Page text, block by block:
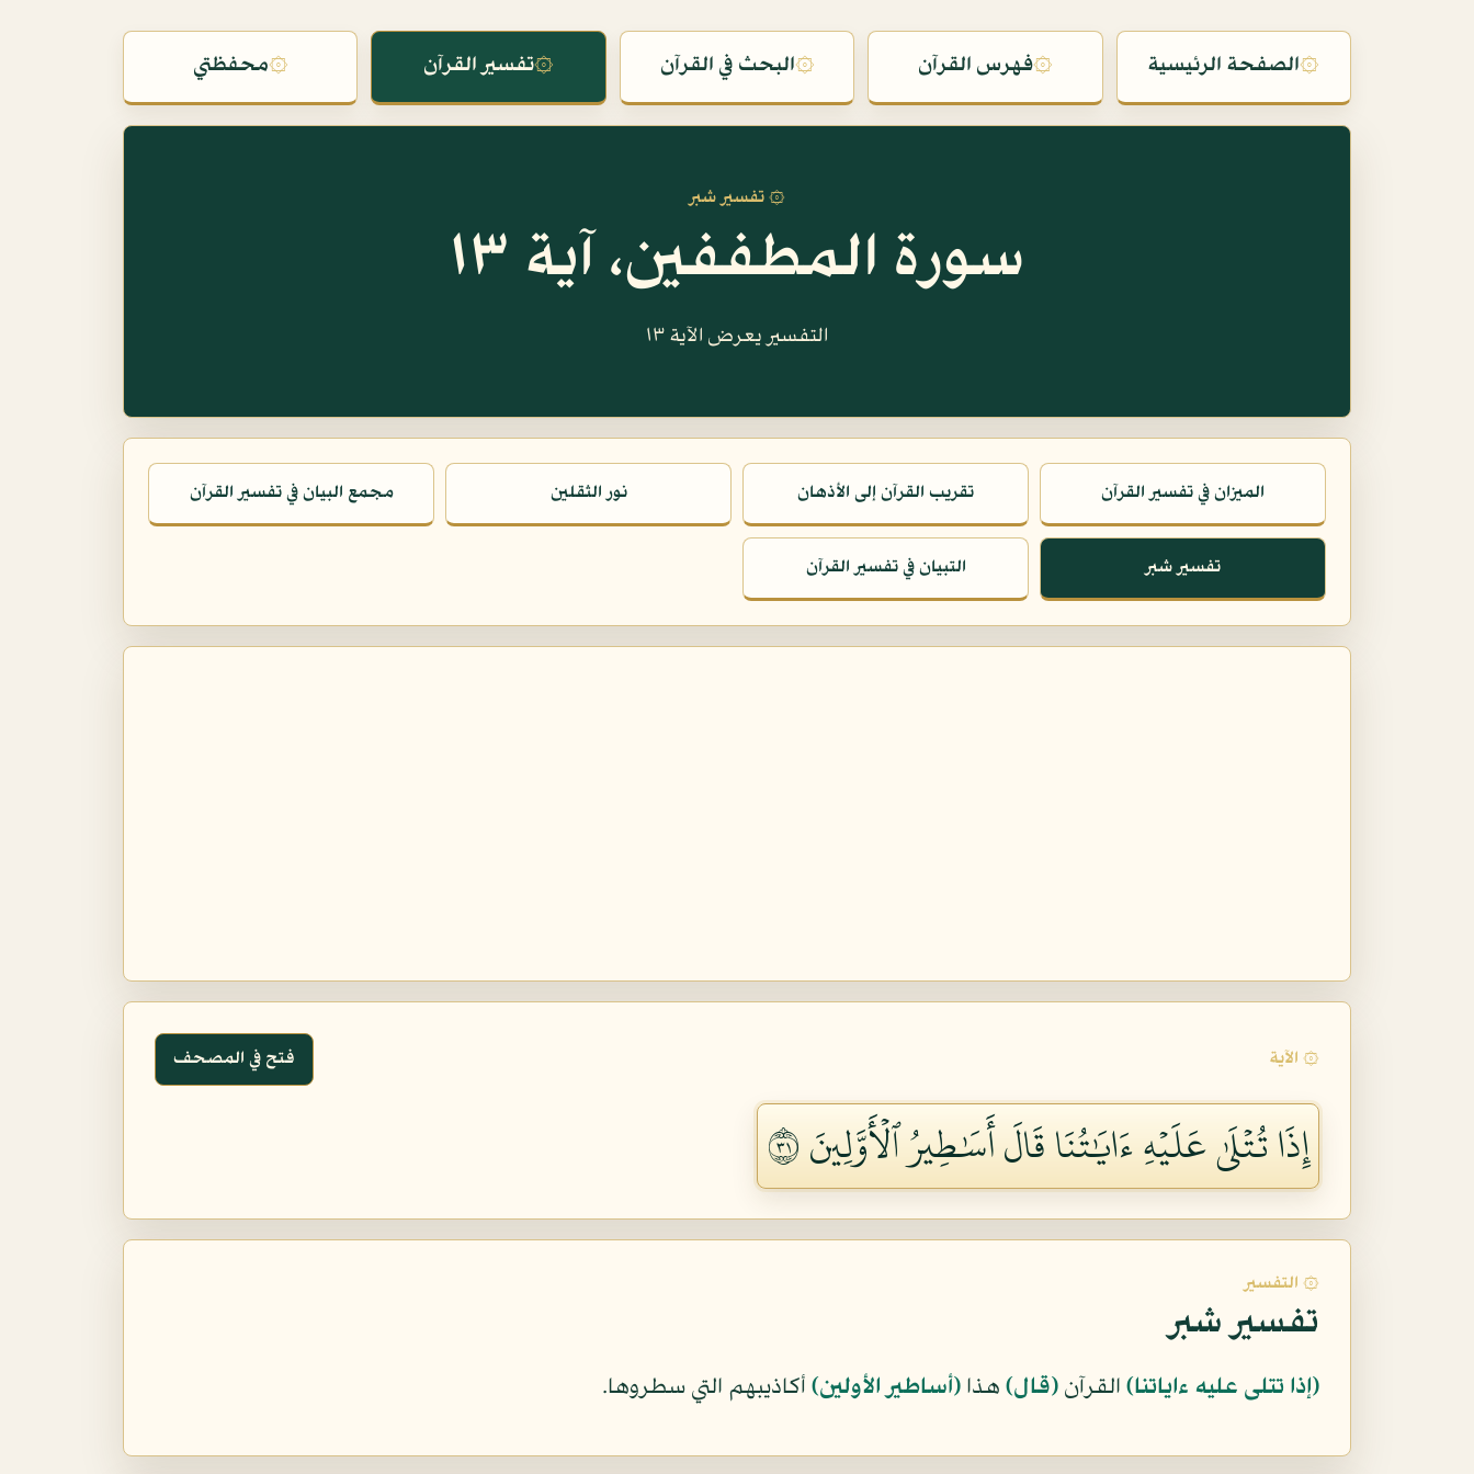
۞الصفحة الرئيسية ۞فهرس القرآن ۞البحث في القرآن ۞تفسير القرآن ۞محفظتي
۞ تفسير شبر
سورة المطففين، آية ١٣
التفسير يعرض الآية ١٣
الميزان في تفسير القرآن تقريب القرآن إلى الأذهان نور الثقلين مجمع البيان في تفسير القرآن
تفسير شبر التبيان في تفسير القرآن
۞ الآية فتح في المصحف
إِذَا تُتۡلَىٰ عَلَيۡهِ ءَايَٰتُنَا قَالَ أَسَٰطِيرُ ٱلۡأَوَّلِينَ ١٣
۞ التفسير
تفسير شبر
﴿إذا تتلى عليه ءاياتنا﴾ القرآن ﴿قال﴾ هذا ﴿أساطير الأولين﴾ أكاذيبهم التي سطروها.